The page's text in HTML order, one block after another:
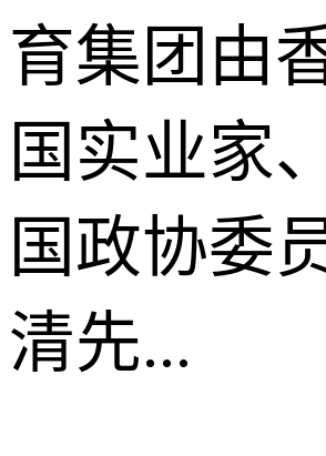
育集团由
国实业家
国政协委
清先...